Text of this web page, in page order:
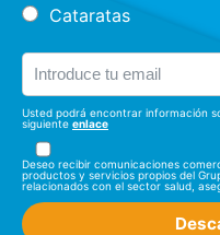
Cataratas
Usted podrá encontrar información
siguiente enlace
Deseo recibir comunicaciones
productos y servicios propios del
relacionados con el sector salud,